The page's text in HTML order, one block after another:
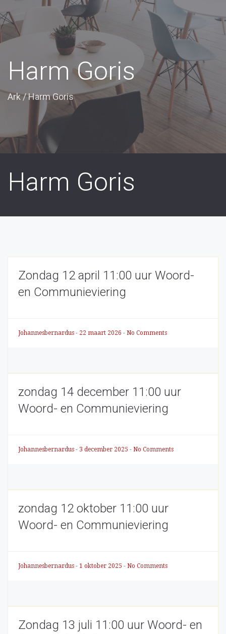
Harm Goris
Ark/Harm Goris
Harm Goris
Zondag 12 april 11:00 uur Woord-
en Communieviering
Johannesbernardus - 22 maart 2026 - No Comments
zondag 14 december 11:00 uur
Woord- en Communieviering
Johannesbernardus - 3 december 2025 - No Comments
zondag 12 oktober 11:00 uur
Woord- en Communieviering
Johannesbernardus - 1 oktober 2025 - No Comments
Zondag 13 juli 11:00 uur Woord- en